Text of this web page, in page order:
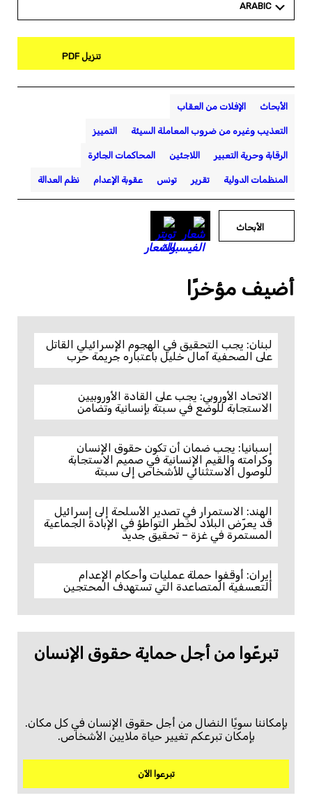
ARABIC
تنزيل PDF
الأبحاث الإفلات من العقاب
التعذيب وغيره من ضروب المعاملة السيئة التمييز
الرقابة وحرية التعبير اللاجئين المحاكمات الجائرة
المنظمات الدولية تقرير تونس عقوبة الإعدام نظم العدالة
الأبحاث
أضيف مؤخرًا
لبنان: يجب التحقيق في الهجوم الإسرائيلي القاتل
على الصحفية آمال خليل باعتباره جريمة حرب
الاتحاد الأوروبي: يجب على القادة الأوروبيين
الاستجابة للوضع في سبتة بإنسانية وتضامن
إسبانيا: يجب ضمان أن تكون حقوق الإنسان
وكرامته والقيم الإنسانية في صميم الاستجابة
للوصول الاستثنائي للأشخاص إلى سبتة
الهند: الاستمرار في تصدير الأسلحة إلى إسرائيل
قد يعرّض البلاد لخطر التواطؤ في الإبادة الجماعية
المستمرة في غزة – تحقيق جديد
إيران: أوقفوا حملة عمليات وأحكام الإعدام
التعسفية المتصاعدة التي تستهدف المحتجين
تبرعّوا من أجل حماية حقوق الإنسان
بإمكاننا سويًا النضال من أجل حقوق الإنسان في كل مكان.
بإمكان تبرعكم تغيير حياة ملايين الأشخاص.
تبرعوا الآن